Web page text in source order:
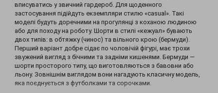
вписуватись у звичний гардероб. Для щоденного
застосування підійдуть екземпляри стилю «casual». Такі
моделі будуть доречними на прогулянці з коханою людиною
або для походу на роботу. Шорти в стилі «кежуал» бувають
двох типів: в обтяжку (чинос) та вільного крою (бермуди).
Перший варіант добре сідає по чоловічій фігурі, має трохи
звужений вигляд з бічними та задніми кишенями. Бермуди —
шорти просторого типу, що виготовляються з бавовни або
льону. Зовнішнім виглядом вони нагадують класичну модель,
яка поєднується з футболками та сорочками.